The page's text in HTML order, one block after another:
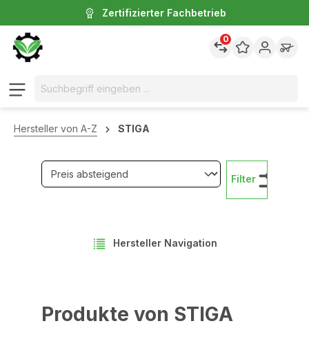
Zertifizierter Fachbetrieb
0
Hersteller von A-Z STIGA
Filter
Hersteller Navigation
Produkte von STIGA